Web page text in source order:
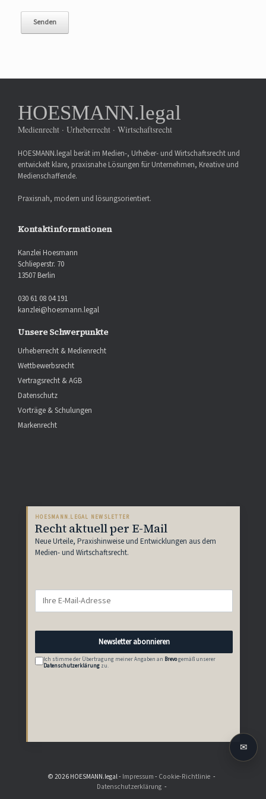
HOESMANN.legal
Medienrecht · Urheberrecht · Wirtschaftsrecht
HOESMANN.legal berät im Medien-, Urheber- und Wirtschaftsrecht und
entwickelt klare, praxisnahe Lösungen für Unternehmen, Kreative und
Medienschaffende.
Praxisnah, modern und lösungsorientiert.
Kontaktinformationen
Kanzlei Hoesmann
Schlieperstr. 70
13507 Berlin
030 61 08 04 191
kanzlei@hoesmann.legal
Unsere Schwerpunkte
Urheberrecht & Medienrecht
Wettbewerbsrecht
Vertragsrecht & AGB
Datenschutz
Vorträge & Schulungen
Markenrecht
HOESMANN.LEGAL NEWSLETTER
Recht aktuell per E-Mail
Neue Urteile, Praxishinweise und Entwicklungen aus dem
Medien- und Wirtschaftsrecht.
Newsletter abonnieren
Ich stimme der Übertragung meiner Angaben an Brevogemäß unserer
Datenschutzerklärung zu.
© 2026 HOESMANN.legal - Impressum- Cookie-Richtlinie
Datenschutzerklärung
✉